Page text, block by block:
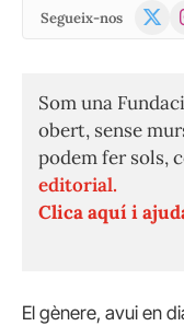
Segueix-nos
X
Som una
obert, sense
podem fer sols,
editorial.
Clica aquí i
El gènere, avui en